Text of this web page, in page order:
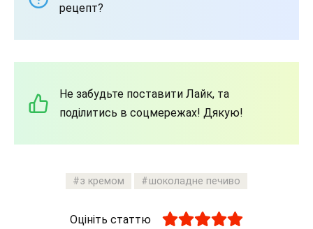
рецепт?
Не забудьте поставити Лайк, та
поділитись в соцмережах! Дякую!
з кремом шоколадне печиво
Оцініть статтю